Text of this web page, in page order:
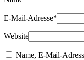
E-Mail-Adresse*
Website
Name, E-Mail-